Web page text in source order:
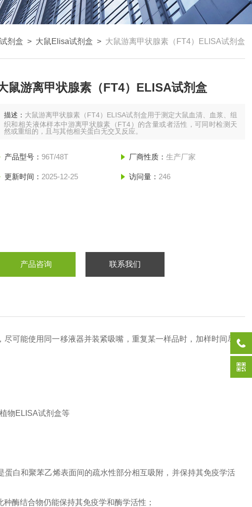
剂盒 > 大鼠Elisa试剂盒 > 大鼠游离甲状腺素（FT4）ELISA试剂盒
鼠游离甲状腺素（FT4）ELISA试剂盒
描述： 大鼠游离甲状腺素（FT4）ELISA试剂盒用于测定大鼠血清、血浆、组
织和相关液体样本中游离甲状腺素（FT4）的含量或者活性，可同时检测天
然或重组的，且与其他相关蛋白无交叉反应。
产品型号： 96T/48T 厂商性质： 生产厂家
更新时间： 2025-12-25 访问量： 246
产品咨询 联系我们
可能使用同一移液器并装紧吸嘴，重复某一样品时，加样时间尽
物ELISA试剂盒等
蛋白和聚苯乙烯表面间的疏水性部分相互吸附，并保持其免疫学活
酶结合物仍能保持其免疫学和酶学活性；